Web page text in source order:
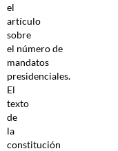
el
artículo
sobre
el número de
mandatos
presidenciales.
El
texto
de
la
constitución